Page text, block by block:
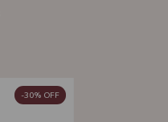
-30% OFF